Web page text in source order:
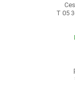
T 05